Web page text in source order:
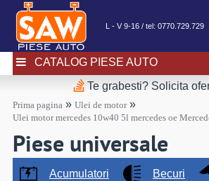
L - V 9-16 / tel: 0770.729.729
CATALOG PIESE AUTO
Te grabesti? Solicita
Prima pagina » Ulei de motor»
Ulei motor mercedes 10w40 5l mercedes oe
Piese universale
Acumulatori Becuri